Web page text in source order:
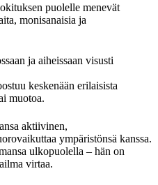
puolelle menevät
monisanaisia ja
ja aiheissaan visusti
keskenään erilaisista
muotoa.
aktiivinen,
ympäristönsä kanssa.
ulkopuolella – hän on
virtaa.